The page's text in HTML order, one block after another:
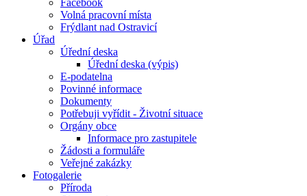
Facebook
Volná pracovní místa
Frýdlant nad Ostravicí
Úřad
Úřední deska
Úřední deska (výpis)
E-podatelna
Povinné informace
Dokumenty
Potřebuji vyřídit - Životní situace
Orgány obce
Informace pro zastupitele
Žádosti a formuláře
Veřejné zakázky
Fotogalerie
Příroda